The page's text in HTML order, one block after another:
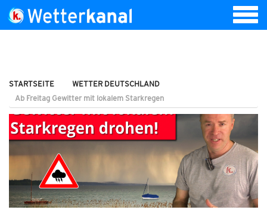
STARTSEITE
WETTER DEUTSCHLAND
Ab Freitag Gewitter mit lokalem Starkregen